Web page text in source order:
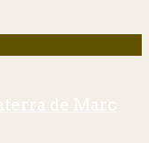
de Marc